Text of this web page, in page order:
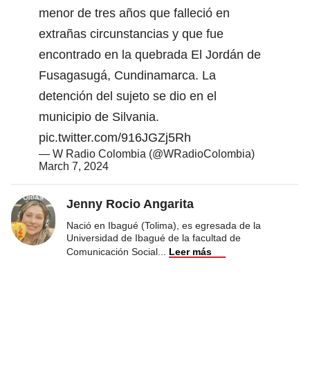
menor de tres años que falleció en
extrañas circunstancias y que fue
encontrado en la quebrada El Jordán de
Fusagasugá, Cundinamarca. La
detención del sujeto se dio en el
municipio de Silvania.
pic.twitter.com/916JGZj5Rh
— W Radio Colombia (@WRadioColombia)
March 7, 2024
Jenny Rocio Angarita
Nació en Ibagué (Tolima), es egresada de la
Universidad de Ibagué de la facultad de
Comunicación Social
Leer más